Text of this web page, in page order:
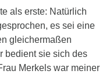
als erste: Natürlich
es sei eine
gleichermaßen
bedient sie sich des
Merkels war meiner